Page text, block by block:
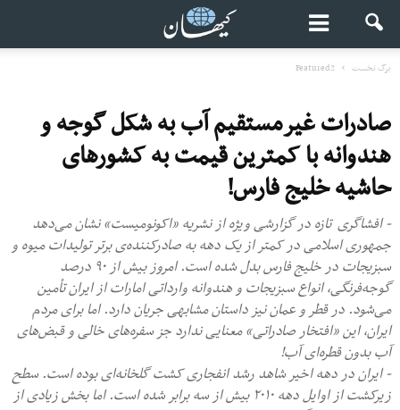
برگ نخست Featured2
صادرات غیرمستقیم آب به شکل گوجه و
هندوانه با کمترین قیمت به کشورهای
حاشیه خلیج فارس!
- افشاگری تازه در گزارشی ویژه از نشریه «اکونومیست» نشان می‌دهد
جمهوری اسلامی در کمتر از یک دهه به صادرکننده‌ی برتر تولیدات میوه و
سبزیجات در خلیج فارس بدل شده است. امروز بیش از ۹۰ درصد
گوجه‌فرنگی، انواع سبزیجات و هندوانه وارداتی امارات از ایران تأمین
می‌شود. در قطر و عمان نیز داستان مشابهی جریان دارد. اما برای مردم
ایران، این «افتخار صادراتی» معنایی ندارد جز سفره‌های خالی و قبض‌های
آب بدون قطره‌ای آب!
- ایران در دهه اخیر شاهد رشد انفجاری کشت گلخانه‌ای بوده است. سطح
زیرکشت از اوایل دهه ۲۰۱۰ بیش از سه برابر شده است. اما بخش زیادی از